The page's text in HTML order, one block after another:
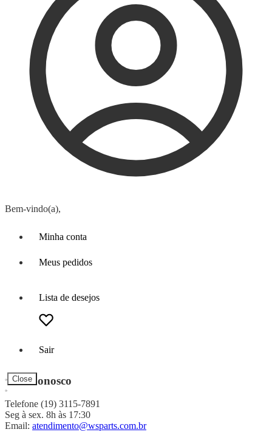
Bem-vindo(a),
Minha conta
Meus pedidos
Lista de desejos
Sair
Close
Fale Conosco
Telefone (19) 3115-7891
Seg à sex. 8h às 17:30
Email: atendimento@wsparts.com.br